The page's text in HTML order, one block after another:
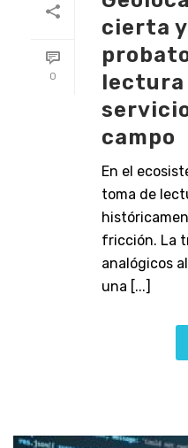
0
cierta
lectura
campo
En el
toma de
fricción. La
analógicos
una [...]